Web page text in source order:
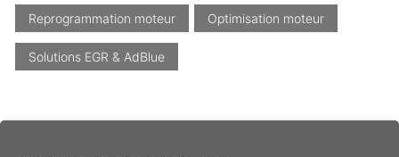
Reprogrammation moteur Optimisation moteur
Solutions EGR & AdBlue